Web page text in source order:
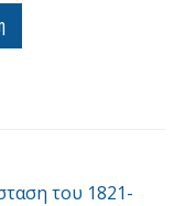
του 1821-